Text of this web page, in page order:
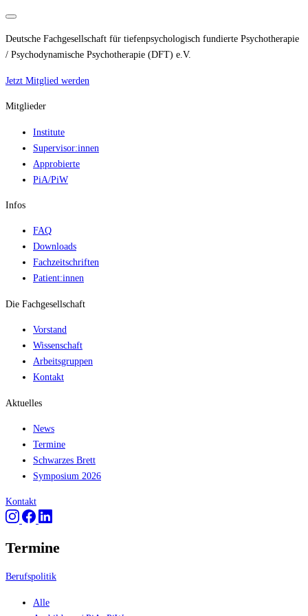
Deutsche Fachgesellschaft für tiefenpsychologisch fundierte Psychotherapie
/ Psychodynamische Psychotherapie (DFT) e.V.
Jetzt Mitglied werden
Mitglieder
Institute
Supervisor:innen
Approbierte
PiA/PiW
Infos
FAQ
Downloads
Fachzeitschriften
Patient:innen
Die Fachgesellschaft
Vorstand
Wissenschaft
Arbeitsgruppen
Kontakt
Aktuelles
News
Termine
Schwarzes Brett
Symposium 2026
Kontakt
Termine
Berufspolitik
Alle